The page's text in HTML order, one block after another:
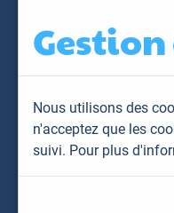
Nous utilisons des
n'acceptez que les
suivi. Pour plus